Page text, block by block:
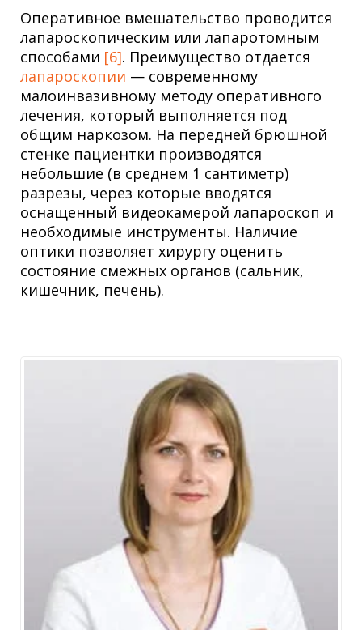
Оперативное вмешательство проводится
лапароскопическим или лапаротомным
способами [6]. Преимущество отдается
лапароскопии — современному
малоинвазивному методу оперативного
лечения, который выполняется под
общим наркозом. На передней брюшной
стенке пациентки производятся
небольшие (в среднем 1 сантиметр)
разрезы, через которые вводятся
оснащенный видеокамерой лапароскоп и
необходимые инструменты. Наличие
оптики позволяет хирургу оценить
состояние смежных органов (сальник,
кишечник, печень).